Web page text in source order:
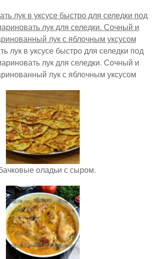
лук в уксусе быстро для селедки под
лук для селедки. Сочный и
лук с яблочным уксусом
оладьи с сыром.